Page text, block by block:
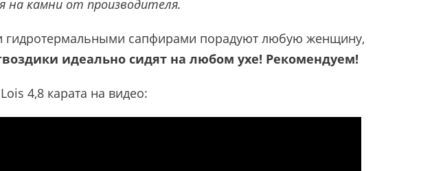
камни от производителя.
гидротермальными сапфирами порадуют любую женщину,
идеально сидят на любом ухе! Рекомендуем!
4,8 карата на видео: